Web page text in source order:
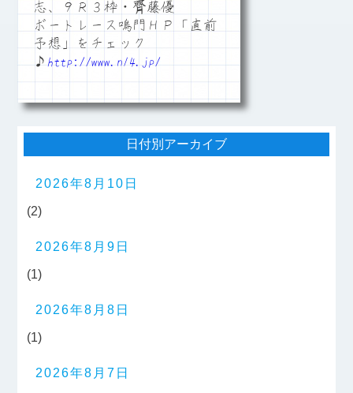
志、９Ｒ３枠・齊藤優
ボートレース鳴門ＨＰ「直前
予想」をチェック
♪http://www.n14.jp/
日付別アーカイブ
2026年8月10日
(2)
2026年8月9日
(1)
2026年8月8日
(1)
2026年8月7日